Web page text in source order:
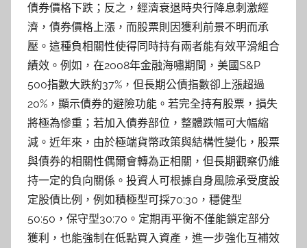
債券價格下跌；反之，經濟衰退時央行降息刺激經
濟，債券價格上漲，而股票則因獲利前景不明而承
壓。這種負相關性使得同時持有兩者能有效平滑組合
績效。例如，在2008年金融海嘯期間，美國S&P
500指數大跌約37%，但長期公債指數卻上漲超過
20%，顯示債券的避險功能。若完全持有股票，損失
將極為慘重；若加入債券部位，整體跌幅可大幅縮
減。近年來，由於極端貨幣政策與結構性變化，股票
與債券的相關性偶爾會轉為正相關，但長期觀察仍維
持一定的負向關係。投資人可根據自身風險承受度設
定股債比例，例如積極型可採70:30，穩健型
50:50，保守型30:70。定期再平衡不僅能鎖定部分
獲利，也能強制在低點買入資產，進一步強化互補效